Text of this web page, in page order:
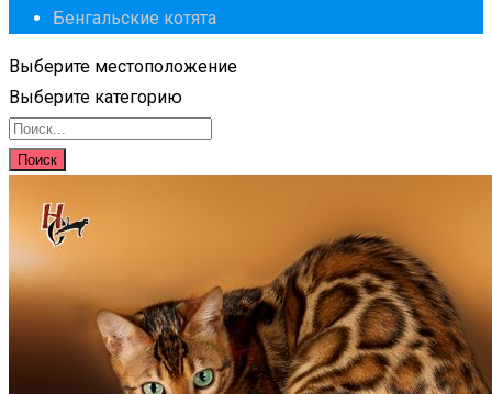
Бенгальские котята
Выберите местоположение
Выберите категорию
Поиск